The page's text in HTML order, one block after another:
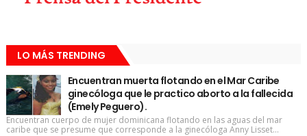
LO MÁS TRENDING
Encuentran muerta flotando en el Mar Caribe
ginecóloga que le practico aborto a la fallecida
(Emely Peguero).
Encuentran cuerpo de mujer dominicana flotando en las aguas del mar
caribe que se presume que corresponde a la ginecóloga Anny Lisset...